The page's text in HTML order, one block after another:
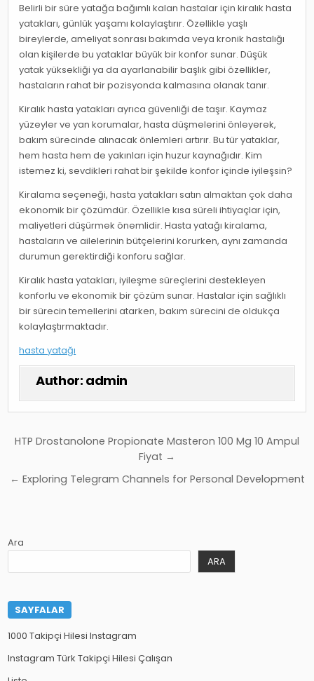
Belirli bir süre yatağa bağımlı kalan hastalar için kiralık hasta
yatakları, günlük yaşamı kolaylaştırır. Özellikle yaşlı
bireylerde, ameliyat sonrası bakımda veya kronik hastalığı
olan kişilerde bu yataklar büyük bir konfor sunar. Düşük
yatak yüksekliği ya da ayarlanabilir başlık gibi özellikler,
hastaların rahat bir pozisyonda kalmasına olanak tanır.
Kiralık hasta yatakları ayrıca güvenliği de taşır. Kaymaz
yüzeyler ve yan korumalar, hasta düşmelerini önleyerek,
bakım sürecinde alınacak önlemleri artırır. Bu tür yataklar,
hem hasta hem de yakınları için huzur kaynağıdır. Kim
istemez ki, sevdikleri rahat bir şekilde konfor içinde iyileşsin?
Kiralama seçeneği, hasta yatakları satın almaktan çok daha
ekonomik bir çözümdür. Özellikle kısa süreli ihtiyaçlar için,
maliyetleri düşürmek önemlidir. Hasta yatağı kiralama,
hastaların ve ailelerinin bütçelerini korurken, aynı zamanda
durumun gerektirdiği konforu sağlar.
Kiralık hasta yatakları, iyileşme süreçlerini destekleyen
konforlu ve ekonomik bir çözüm sunar. Hastalar için sağlıklı
bir sürecin temellerini atarken, bakım sürecini de oldukça
kolaylaştırmaktadır.
hasta yatağı
Author: admin
Yazı
HTP Drostanolone Propionate Masteron 100 Mg 10 Ampul
Fiyat →
← Exploring Telegram Channels for Personal Development
Ara
ARA
SAYFALAR
1000 Takipçi Hilesi Instagram
Instagram Türk Takipçi Hilesi Çalışan